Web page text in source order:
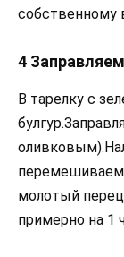
собственному
4
В тарелку с
молотый
примерно на 1